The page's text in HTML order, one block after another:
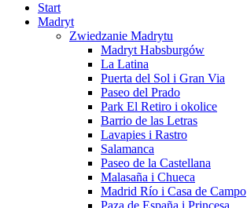
Start
Madryt
Zwiedzanie Madrytu
Madryt Habsburgów
La Latina
Puerta del Sol i Gran Via
Paseo del Prado
Park El Retiro i okolice
Barrio de las Letras
Lavapies i Rastro
Salamanca
Paseo de la Castellana
Malasaña i Chueca
Madrid Río i Casa de Campo
Paza de España i Princesa